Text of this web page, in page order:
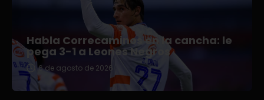
Habla Correcaminos en la cancha: le
pega 3-1 a Leones Negros
6 de agosto de 2026